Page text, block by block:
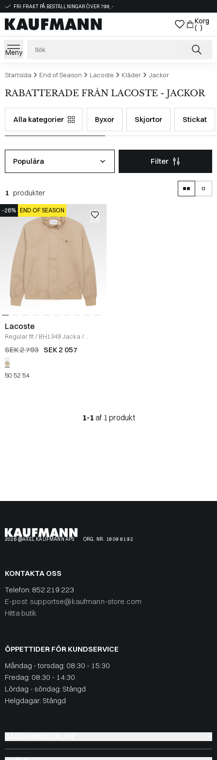
FRI FRAKT PÅ BESTÄLLNINGAR ÖVER 799,-
Korg
( )
Meny
Startsida End of Season Lacoste Kläder Jackor
RABATTERADE FRÅN LACOSTE - JACKOR
Alla kategorier Byxor Skjortor Stickat
Populära Filter
1 produkter
-26% END OF SEASON
Lacoste
Regular fit/ BH1349 Jacka /
SAND
SEK 2 793 SEK 2 057
50 52 54
1-1 af 1 produkt
2026 @AXEL KAUFMANN APS ORG. NR. 19 09 81 92
KONTAKTA OSS
Telefon: 852 219 223
E-post: supportse@kaufmann-store.com
Hitta butik
ÖPPETTIDER FÖR KUNDSERVICE
Måndag - torsdag: 08:30 - 15:30
Fredag: 08:30 - 14:30
Lördag - söndag: Stängd
Helgdagar: Stängd